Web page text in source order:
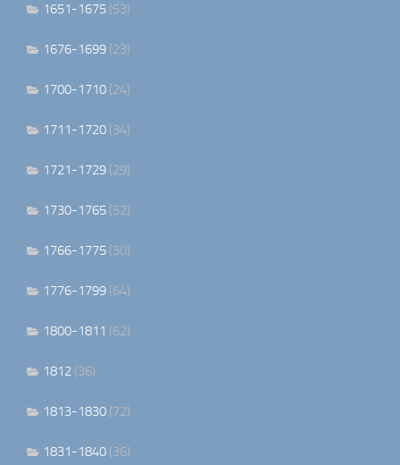
1651-1675 (53)
1676-1699 (23)
1700-1710 (24)
1711-1720 (34)
1721-1729 (29)
1730-1765 (52)
1766-1775 (30)
1776-1799 (64)
1800-1811 (62)
1812 (36)
1813-1830 (72)
1831-1840 (36)